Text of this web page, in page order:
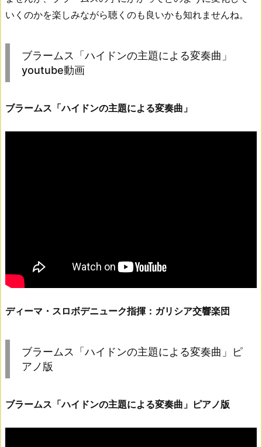
いくのかを楽しみながら聴くのも良いかも知れませんね。
ブラームス「ハイドンの主題による変奏曲」
youtube動画
ブラームス「ハイドンの主題による変奏曲」
ディーマ・スロボデニューク指揮：ガリシア交響楽団
ブラームス「ハイドンの主題による変奏曲」ピ
アノ版
ブラームス「ハイドンの主題による変奏曲」ピアノ版